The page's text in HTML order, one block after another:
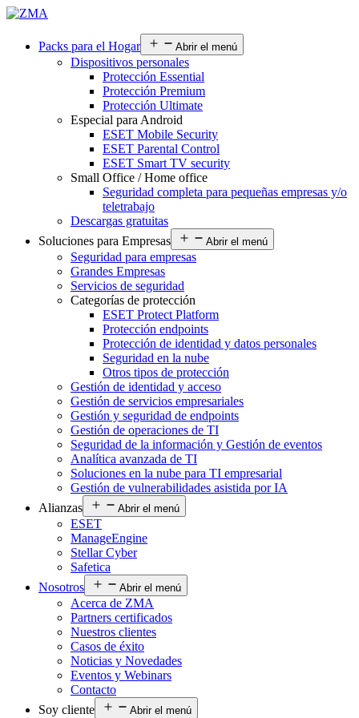
Packs para el Hogar Abrir el menú
Dispositivos personales
Protección Essential
Protección Premium
Protección Ultimate
Especial para Android
ESET Mobile Security
ESET Parental Control
ESET Smart TV security
Small Office / Home office
Seguridad completa para pequeñas empresas y/o
teletrabajo
Descargas gratuitas
Soluciones para Empresas
Abrir el menú
Seguridad para empresas
Grandes Empresas
Servicios de seguridad
Categorías de protección
ESET Protect Platform
Protección endpoints
Protección de identidad y datos personales
Seguridad en la nube
Otros tipos de protección
Gestión de identidad y acceso
Gestión de servicios empresariales
Gestión y seguridad de endpoints
Gestión de operaciones de TI
Seguridad de la información y Gestión de eventos
Analítica avanzada de TI
Soluciones en la nube para TI empresarial
Gestión de vulnerabilidades asistida por IA
Alianzas
Abrir el menú
ESET
ManageEngine
Stellar Cyber
Safetica
Nosotros
Abrir el menú
Acerca de ZMA
Partners certificados
Nuestros clientes
Casos de éxito
Noticias y Novedades
Eventos y Webinars
Contacto
Soy cliente
Abrir el menú